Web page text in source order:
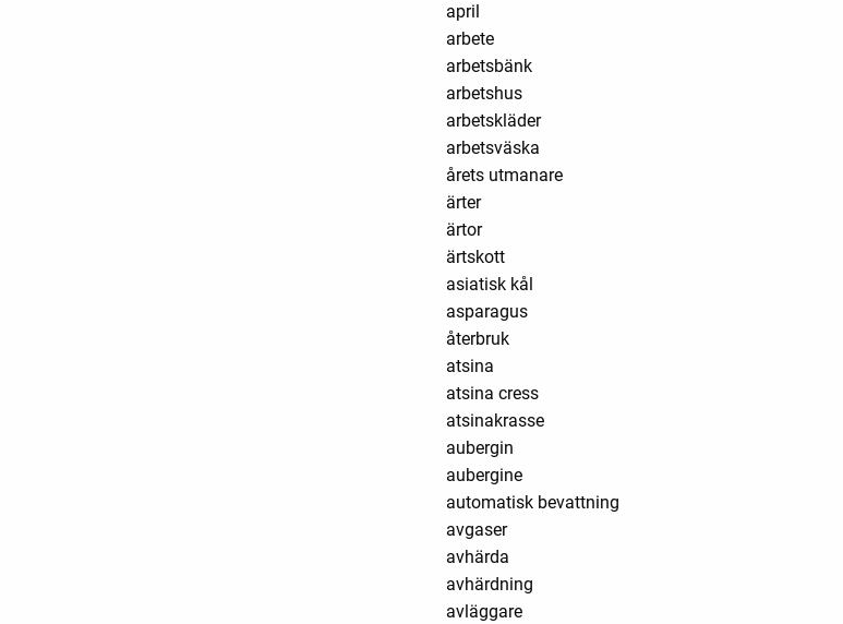
april
arbete
arbetsbänk
arbetshus
arbetskläder
arbetsväska
årets utmanare
ärter
ärtor
ärtskott
asiatisk kål
asparagus
återbruk
atsina
atsina cress
atsinakrasse
aubergin
aubergine
automatisk bevattning
avgaser
avhärda
avhärdning
avläggare